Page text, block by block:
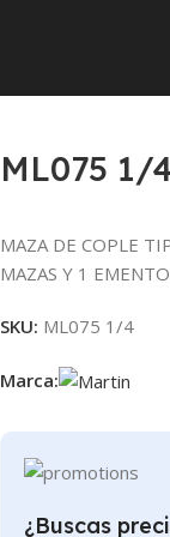
ML075 1/
MAZA DE COPLE
MAZAS Y 1
SKU: ML075 1/4
Marca:
¿Buscas